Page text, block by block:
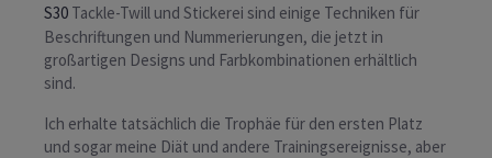
S30 Tackle-Twill und Stickerei sind einige Techniken für
Beschriftungen und Nummerierungen, die jetzt in
großartigen Designs und Farbkombinationen erhältlich
sind.
Ich erhalte tatsächlich die Trophäe für den ersten Platz
und sogar meine Diät und andere Trainingsereignisse, aber